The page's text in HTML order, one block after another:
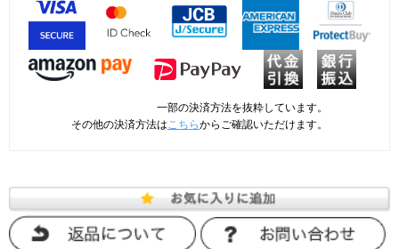
一部の決済方法を抜粋しています。
その他の決済方法はこちらからご確認いただけます。